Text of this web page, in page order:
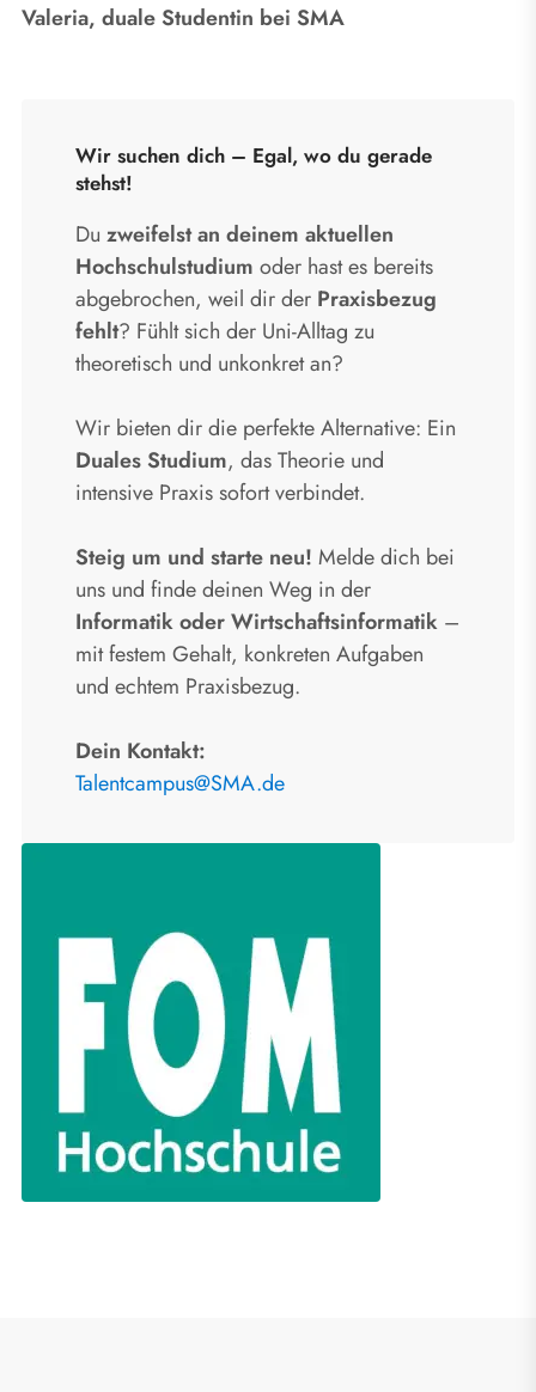
Valeria, duale Studentin bei SMA
Wir suchen dich – Egal, wo du gerade
stehst!
Du zweifelst an deinem aktuellen
Hochschulstudium oder hast es bereits
abgebrochen, weil dir der Praxisbezug
fehlt? Fühlt sich der Uni-Alltag zu
theoretisch und unkonkret an?
Wir bieten dir die perfekte Alternative: Ein
Duales Studium, das Theorie und
intensive Praxis sofort verbindet.
Steig um und starte neu! Melde dich bei
uns und finde deinen Weg in der
Informatik oder Wirtschaftsinformatik –
mit festem Gehalt, konkreten Aufgaben
und echtem Praxisbezug.
Dein Kontakt:
Talentcampus@SMA.de